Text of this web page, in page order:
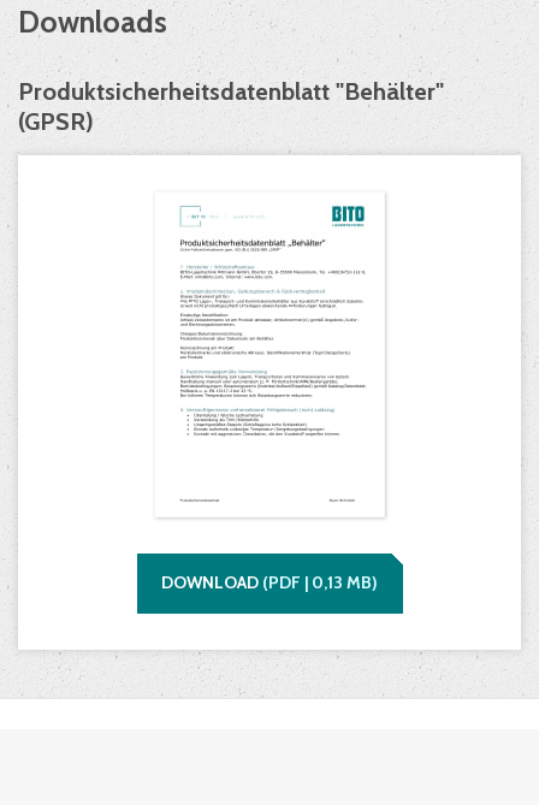
Downloads
Produktsicherheitsdatenblatt "Behälter"
(GPSR)
DOWNLOAD (PDF | 0,13 MB)